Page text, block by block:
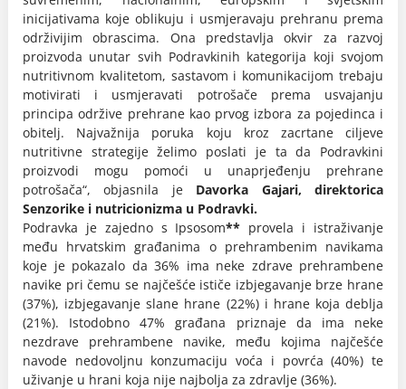
inicijativama koje oblikuju i usmjeravaju prehranu prema
održivijim obrascima. Ona predstavlja okvir za razvoj
proizvoda unutar svih Podravkinih kategorija koji svojom
nutritivnom kvalitetom, sastavom i komunikacijom trebaju
motivirati i usmjeravati potrošače prema usvajanju
principa održive prehrane kao prvog izbora za pojedinca i
obitelj. Najvažnija poruka koju kroz zacrtane ciljeve
nutritivne strategije želimo poslati je ta da Podravkini
proizvodi mogu pomoći u unaprjeđenju prehrane
potrošača“, objasnila je Davorka Gajari, direktorica
Senzorike i nutricionizma u Podravki.
Podravka je zajedno s Ipsosom** provela i istraživanje
među hrvatskim građanima o prehrambenim navikama
koje je pokazalo da 36% ima neke zdrave prehrambene
navike pri čemu se najčešće ističe izbjegavanje brze hrane
(37%), izbjegavanje slane hrane (22%) i hrane koja deblja
(21%). Istodobno 47% građana priznaje da ima neke
nezdrave prehrambene navike, među kojima najčešće
navode nedovoljnu konzumaciju voća i povrća (40%) te
uživanje u hrani koja nije najbolja za zdravlje (36%).